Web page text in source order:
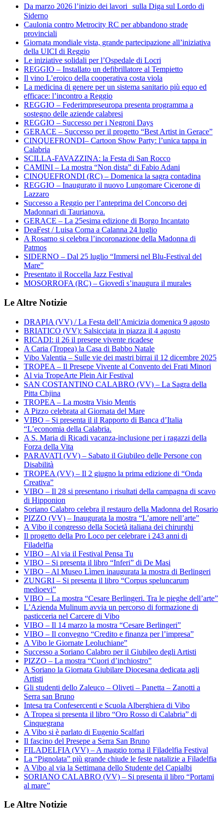
Da marzo 2026 l’inizio dei lavori sulla Diga sul Lordo di
Siderno
Caulonia contro Metrocity RC per abbandono strade
provinciali
Giornata mondiale vista, grande partecipazione all’iniziativa
della UICI di Reggio
Le iniziative solidali per l’Ospedale di Locri
REGGIO – Installato un defibrillatore al Tempietto
Il vino L’eroico della cooperativa costa viola
La medicina di genere per un sistema sanitario più equo ed
efficace: l’incontro a Reggio
REGGIO – Federimpreseuropa presenta programma a
sostegno delle aziende calabresi
REGGIO – Successo per i Negroni Days
GERACE – Successo per il progetto “Best Artist in Gerace”
CINQUEFRONDI– Cartoon Show Party: l’unica tappa in
Calabria
SCILLA-FAVAZZINA: la Festa di San Rocco
CAMINI – La mostra “Non dista” di Fabio Adani
CINQUEFRONDI (RC) – Domenica la sagra contadina
REGGIO – Inaugurato il nuovo Lungomare Cicerone di
Lazzaro
Successo a Reggio per l’anteprima del Concorso dei
Madonnari di Taurianova.
GERACE – La 25esima edizione di Borgo Incantato
DeaFest / Luisa Corna a Calanna 24 luglio
A Rosarno si celebra l’incoronazione della Madonna di
Patmos
SIDERNO – Dal 25 luglio “Immersi nel Blu-Festival del
Mare”
Presentato il Roccella Jazz Festival
MOSORROFA (RC) – Giovedì s’inaugura il murales
Le Altre Notizie
DRAPIA (VV) / La Festa dell’Amicizia domenica 9 agosto
BRIATICO (VV): Salsicciata in piazza il 4 agosto
RICADI: il 26 il presepe vivente ricadese
A Caria (Tropea) la Casa di Babbo Natale
Vibo Valentia – Sulle vie dei mastri birrai il 12 dicembre 2025
TROPEA – Il Presepe Vivente al Convento dei Frati Minori
Al via TropeArte Plein Air Festival
SAN COSTANTINO CALABRO (VV) – La Sagra della
Pitta Chjina
TROPEA – La mostra Visio Mentis
A Pizzo celebrata al Giornata del Mare
VIBO – Si presenta il il Rapporto di Banca d’Italia
“L’economia della Calabria.
A S. Maria di Ricadi vacanza-inclusione per i ragazzi della
Forza della Vita
PARAVATI (VV) – Sabato il Giubileo delle Persone con
Disabilità
TROPEA (VV) – Il 2 giugno la prima edizione di “Onda
Creativa”
VIBO – Il 28 si presentano i risultati della campagna di scavo
di Hipponion
Soriano Calabro celebra il restauro della Madonna del Rosario
PIZZO (VV) – Inaugurata la mostra “L’amore nell’arte”
A Vibo il congresso della Società italiana dei chirurghi
Il progetto della Pro Loco per celebrare i 243 anni di
Filadelfia
VIBO – Al via il Festival Pensa Tu
VIBO – Si presenta il libro “Inferi” di De Masi
VIBO – Al Museo Lìmen inaugurata la mostra di Berlingeri
ZUNGRI – Si presenta il libro “Corpus speluncarum
medioevi”
VIBO – La mostra “Cesare Berlingeri. Tra le pieghe dell’arte”
L’Azienda Mulinum avvia un percorso di formazione di
pasticceria nel Carcere di Vibo
VIBO – Il 14 marzo la mostra “Cesare Berlingeri”
VIBO – Il convegno “Credito e finanza per l’impresa”
A Vibo le Giornate Leoluchiane”
Successo a Soriano Calabro per il Giubileo degli Artisti
PIZZO – La mostra “Cuori d’inchiostro”
A Soriano la Giornata Giubilare Diocesana dedicata agli
Artisti
Gli studenti dello Zaleuco – Oliveti – Panetta – Zanotti a
Serra san Bruno
Intesa tra Confesercenti e Scuola Alberghiera di Vibo
A Tropea si presenta il libro “Oro Rosso di Calabria” di
Cinquegrana
A Vibo si è parlato di Eugenio Scalfari
Il fascino del Presepe a Serra San Bruno
FILADELFIA (VV) – A maggio torna il Filadelfia Festival
La “Pignolata” più grande chiude le feste natalizie a Filadelfia
A Vibo al via la Settimana dello Studente del Capialbi
SORIANO CALABRO (VV) – Si presenta il libro “Portami
al mare”
Le Altre Notizie